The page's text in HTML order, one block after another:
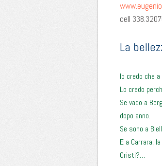
cell
La
Io credo che
Lo credo
Se vado a
dopo anno.
Se sono a
E a Carrara,
Cristi?…